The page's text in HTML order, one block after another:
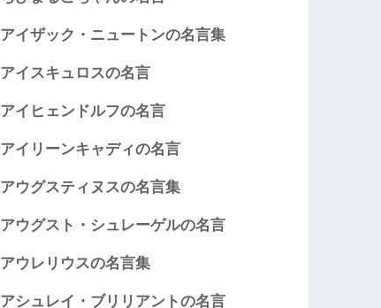
アイザック・ニュートンの名言集
アイスキュロスの名言
アイヒェンドルフの名言
アイリーンキャディの名言
アウグスティヌスの名言集
アウグスト・シュレーゲルの名言
アウレリウスの名言集
アシュレイ・ブリリアントの名言